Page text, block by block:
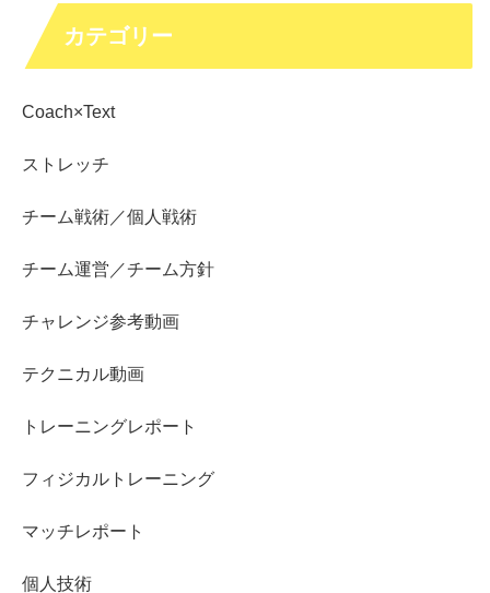
カテゴリー
Coach×Text
ストレッチ
チーム戦術／個人戦術
チーム運営／チーム方針
チャレンジ参考動画
テクニカル動画
トレーニングレポート
フィジカルトレーニング
マッチレポート
個人技術